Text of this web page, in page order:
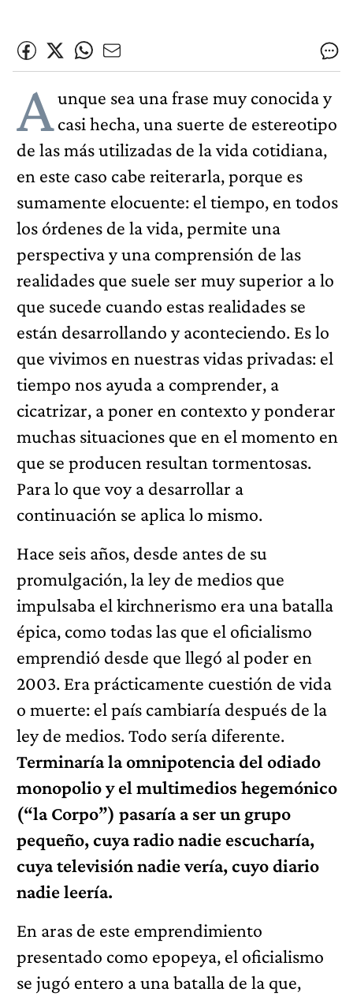
Aunque sea una frase muy conocida y
casi hecha, una suerte de estereotipo
de las más utilizadas de la vida cotidiana,
en este caso cabe reiterarla, porque es
sumamente elocuente: el tiempo, en todos
los órdenes de la vida, permite una
perspectiva y una comprensión de las
realidades que suele ser muy superior a lo
que sucede cuando estas realidades se
están desarrollando y aconteciendo. Es lo
que vivimos en nuestras vidas privadas: el
tiempo nos ayuda a comprender, a
cicatrizar, a poner en contexto y ponderar
muchas situaciones que en el momento en
que se producen resultan tormentosas.
Para lo que voy a desarrollar a
continuación se aplica lo mismo.
Hace seis años, desde antes de su
promulgación, la ley de medios que
impulsaba el kirchnerismo era una batalla
épica, como todas las que el oficialismo
emprendió desde que llegó al poder en
2003. Era prácticamente cuestión de vida
o muerte: el país cambiaría después de la
ley de medios. Todo sería diferente.
Terminaría la omnipotencia del odiado
monopolio y el multimedios hegemónico
(“la Corpo”) pasaría a ser un grupo
pequeño, cuya radio nadie escucharía,
cuya televisión nadie vería, cuyo diario
nadie leería.
En aras de este emprendimiento
presentado como epopeya, el oficialismo
se jugó entero a una batalla de la que,